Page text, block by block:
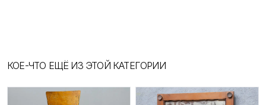
КОЕ-ЧТО ЕЩЁ ИЗ ЭТОЙ КАТЕГОРИИ